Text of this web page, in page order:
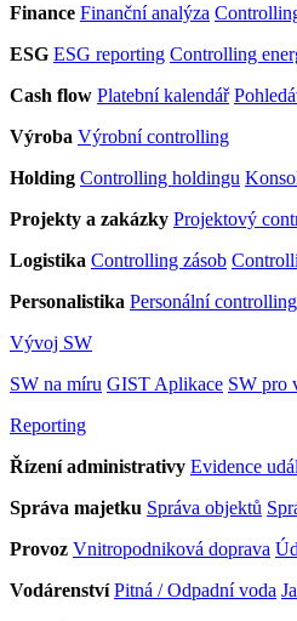
Finance Finanční analýza
ESG ESG reporting Controlling
Cash flow Platební kalendář
Výroba Výrobní controlling
Holding Controlling holdingu
Projekty a zakázky Projektový
Logistika Controlling zásob
Personalistika Personální controlling
Vývoj SW
SW na míru GIST Aplikace SW pro
Reporting
Řízení administrativy Evidence
Správa majetku Správa objektů
Provoz Vnitropodniková doprava
Vodárenství Pitná / Odpadní voda